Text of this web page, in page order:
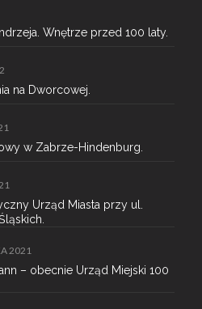
Wnętrze przed 100 laty.
na Dworcowej.
w Zabrze-Hindenburg.
Urząd Miasta przy ul.
2021
– obecnie Urząd Miejski 100